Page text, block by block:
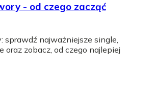
- od czego zacząć
sprawdź najważniejsze single,
oraz zobacz, od czego najlepiej